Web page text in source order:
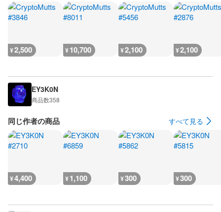
¥2,500 ¥10,700 ¥2,100 ¥2,100
EY3K0N
商品数358
同じ作者の商品 すべて見る
¥4,400 ¥1,100 ¥300 ¥300